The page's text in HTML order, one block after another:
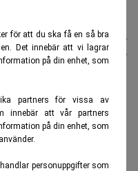
för att du ska få en så bra
Det innebär att vi lagrar
på din enhet, som
partners för vissa av
innebär att vår partners
på din enhet, som
använder.
personuppgifter som
(Foto: Seth Wenig/AP/TT).
Publicerad:13 juli 2026
Uppdaterad: 13 juli 2026
till att
stora vinster.
hjälper till.